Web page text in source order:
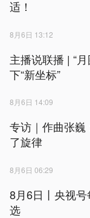
适！
8月6日 13:12
主播说联播 | “
下“新坐标”
8月6日 14:09
专访｜作曲张
了旋律
8月6日 06:29
8月6日丨央视
选